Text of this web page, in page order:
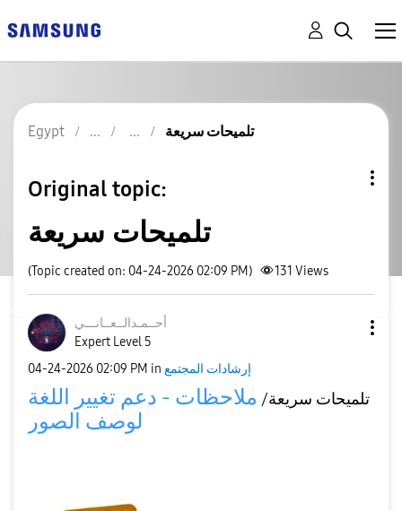
Egypt تلميحات سريعة
Original topic:
تلميحات سريعة
(Topic created on: 04-24-2026 02:09 PM) 131 Views
أحــمـدالــعــانـــي
Expert Level 5
‎04-24-2026 02:09 PM in إرشادات المجتمع
تلميحات سريعة/ ملاحظات - دعم تغيير اللغة
لوصف الصور